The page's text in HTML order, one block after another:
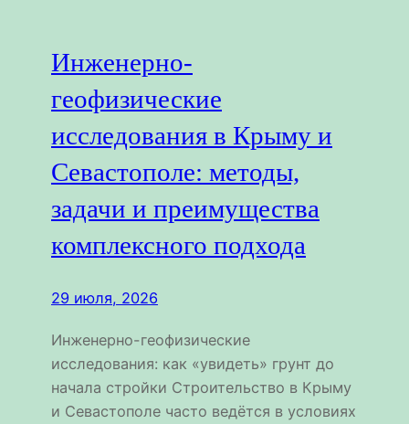
Инженерно-
геофизические
исследования в Крыму и
Севастополе: методы,
задачи и преимущества
комплексного подхода
29 июля, 2026
Инженерно-геофизические
исследования: как «увидеть» грунт до
начала стройки Строительство в Крыму
и Севастополе часто ведётся в условиях